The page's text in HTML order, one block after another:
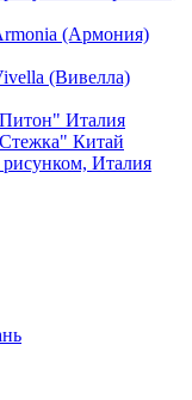
(Армония)
(Вивелла)
Италия
Китай
Италия